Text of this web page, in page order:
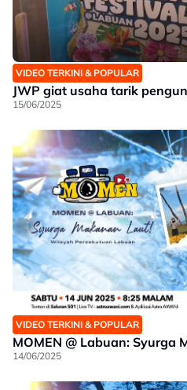
VIDEO TERKINI & POPULAR
JWP giat usaha tarik
15/06/2025
VIDEO TERKINI & POPULAR
MOMEN @ Labuan: Syurga
14/06/2025